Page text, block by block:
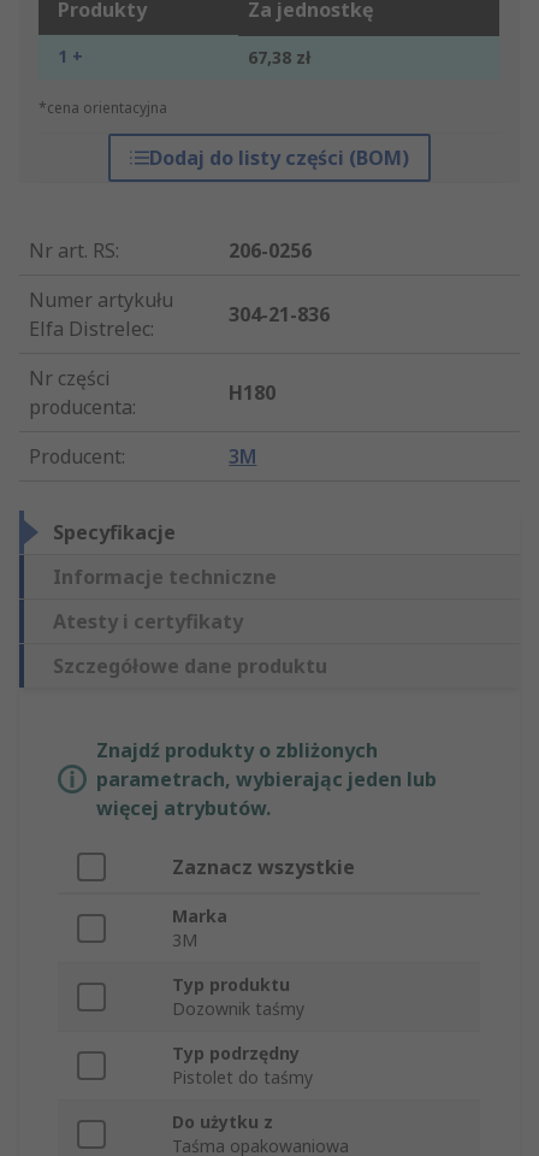
Produkty Za jednostkę
1 + 67,38 zł
*cena orientacyjna
Dodaj do listy części (BOM)
Nr art. RS:
206-0256
Numer artykułu
Elfa Distrelec:
304-21-836
Nr części
producenta:
H180
Producent: 3M
Specyfikacje
Informacje techniczne
Atesty i certyfikaty
Szczegółowe dane produktu
Znajdź produkty o zbliżonych
parametrach, wybierając jeden lub
więcej atrybutów.
Zaznacz wszystkie
Marka
3M
Typ produktu
Dozownik taśmy
Typ podrzędny
Pistolet do taśmy
Do użytku z
Taśma opakowaniowa